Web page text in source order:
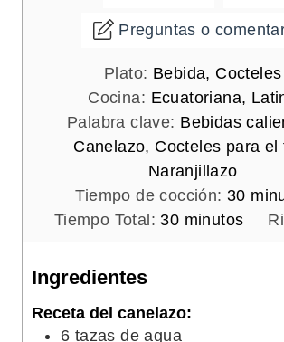
Preguntas o
Plato: Bebida, Cocteles
Cocina: Ecuatoriana,
Palabra clave: Bebidas
Canelazo, Cocteles para el
Naranjillazo
Tiempo de cocción: 30m
Tiempo Total:30m
t
minutos
Ingredientes
Receta del canelazo:
6 tazas de agua